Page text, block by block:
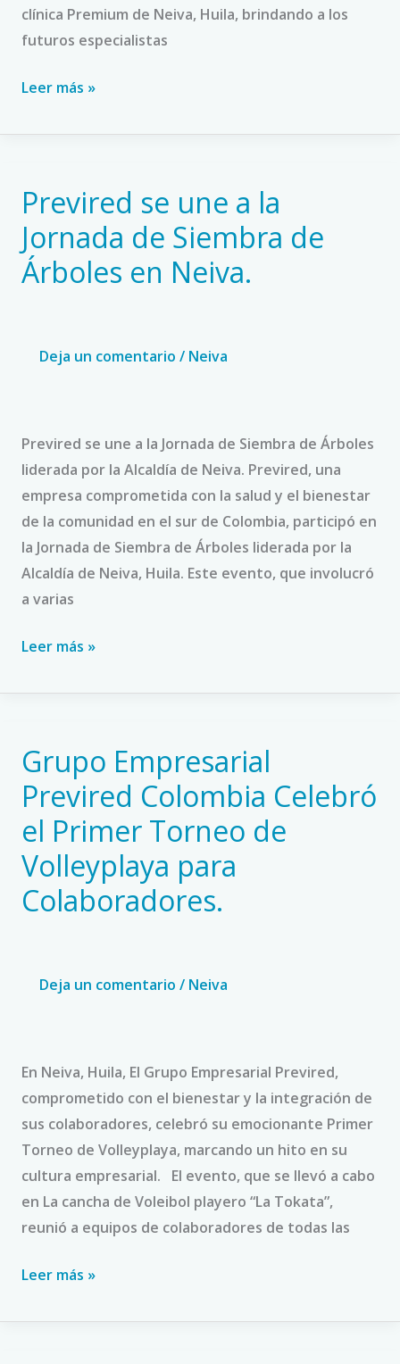
clínica Premium de Neiva, Huila, brindando a los
futuros especialistas
Leer más »
Previred se une a la
Jornada de Siembra de
Árboles en Neiva.
Deja un comentario / Neiva
Previred se une a la Jornada de Siembra de Árboles
liderada por la Alcaldía de Neiva. Previred, una
empresa comprometida con la salud y el bienestar
de la comunidad en el sur de Colombia, participó en
la Jornada de Siembra de Árboles liderada por la
Alcaldía de Neiva, Huila. Este evento, que involucró
a varias
Previred
se
une
a
en
Neiva.
Leer más »
Grupo Empresarial
Previred Colombia Celebró
el Primer Torneo de
Volleyplaya para
Colaboradores.
Deja un comentario / Neiva
En Neiva, Huila, El Grupo Empresarial Previred,
comprometido con el bienestar y la integración de
sus colaboradores, celebró su emocionante Primer
Torneo de Volleyplaya, marcando un hito en su
cultura empresarial. El evento, que se llevó a cabo
en La cancha de Voleibol playero “La Tokata”,
reunió a equipos de colaboradores de todas las
Grupo
Empresarial
Previred
Colombia
Celebró
Primer
Volleyplaya
Leer más »